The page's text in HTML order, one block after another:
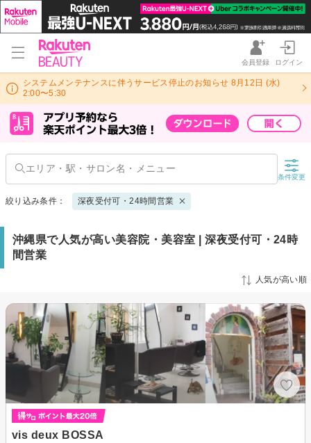
会員登録 ログイン
システムメンテナンスに伴うサービス停止のお知らせ 8月12日 (水)
2:00〜5:30
条件変更
絞り込み条件： 深夜受付可・24時間営業
沖縄県で人気が高い美容院・美容室 | 深夜受付可・24時
間営業
人気が高い順
vis deux BOSSA